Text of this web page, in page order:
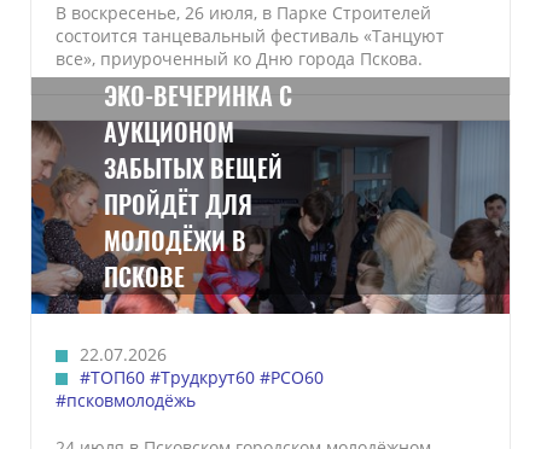
В воскресенье, 26 июля, в Парке Строителей
состоится танцевальный фестиваль «Танцуют
все», приуроченный ко Дню города Пскова.
ЭКО-ВЕЧЕРИНКА С
АУКЦИОНОМ
ЗАБЫТЫХ ВЕЩЕЙ
ПРОЙДЁТ ДЛЯ
МОЛОДЁЖИ В
ПСКОВЕ
22.07.2026
#ТОП60 #Трудкрут60 #РСО60
#псковмолодёжь